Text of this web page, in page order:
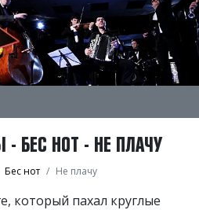
- БЕС НОТ - НЕ ПЛАЧУ
Бес нот Не плачу
который пахал круглые